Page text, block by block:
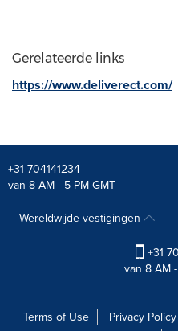
Gerelateerde links
https://www.deliverect.com/
+31 704141234
van 8 AM - 5 PM GMT
Wereldwijde vestigingen
+31
van 8 AM
Terms of Use Privacy Policy